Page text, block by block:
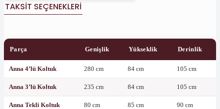
TAKSIT SEÇENEKLERI
Parça Genişlik Yükseklik Derinlik
Anna 4’lü Koltuk 280 cm 84 cm 105 cm
Anna 3’lü Koltuk 235 cm 84 cm 105 cm
Anna Tekli Koltuk 80 cm 85 cm 90 cm